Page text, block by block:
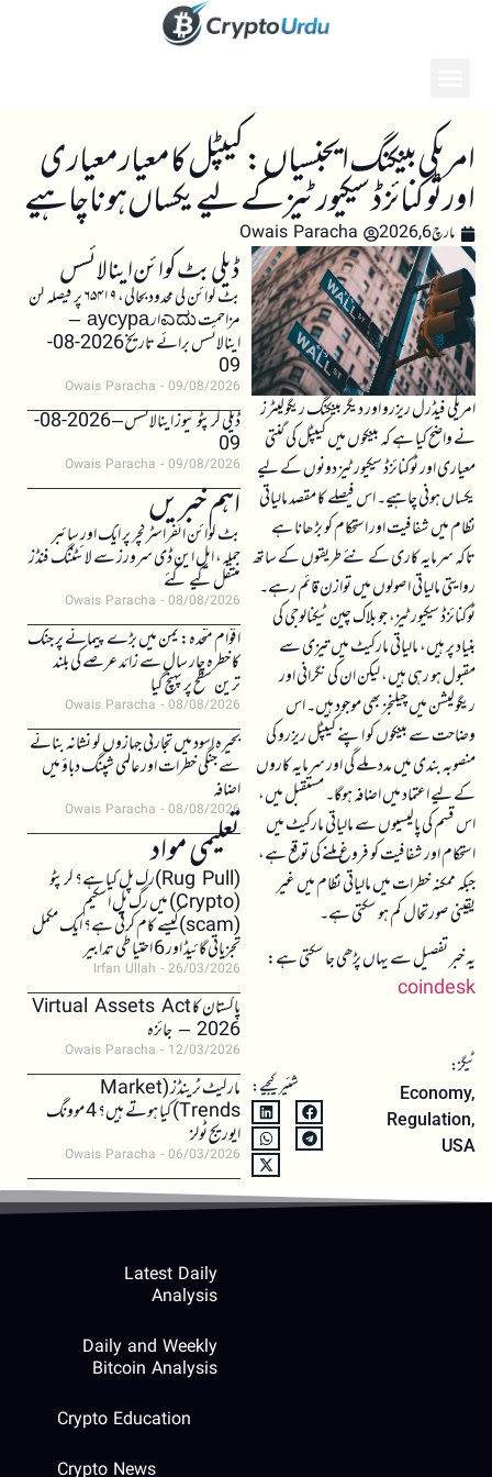
امریکی بینکنگ ایجنسیاں: کیپٹل کا معیار معیاری
اور ٹوکنائزڈ سیکیورٹیز کے لیے یکساں ہونا چاہیے
مارچ 6, 2026 Owais Paracha
امریکی فیڈرل ریزرو اور دیگر بینکنگ ریگولیٹرز
نے واضح کیا ہے کہ بینکوں میں کیپٹل کی گنتی
معیاری اور ٹوکنائزڈ سیکیورٹیز دونوں کے لیے
یکساں ہونی چاہیے۔ اس فیصلے کا مقصد مالیاتی
نظام میں شفافیت اور استحکام کو بڑھانا ہے
تاکہ سرمایہ کاری کے نئے طریقوں کے ساتھ
روایتی مالیاتی اصولوں میں توازن قائم رہے۔
ٹوکنائزڈ سیکیورٹیز، جو بلاک چین ٹیکنالوجی کی
بنیاد پر ہیں، مالیاتی مارکیٹ میں تیزی سے
مقبول ہو رہی ہیں، لیکن ان کی نگرانی اور
ریگولیشن میں چیلنجز بھی موجود ہیں۔ اس
وضاحت سے بینکوں کو اپنے کیپٹل ریزرو کی
منصوبہ بندی میں مدد ملے گی اور سرمایہ کاروں
کے لیے اعتماد میں اضافہ ہوگا۔ مستقبل میں،
اس قسم کی پالیسیوں سے مالیاتی مارکیٹ میں
استحکام اور شفافیت کو فروغ ملنے کی توقع ہے،
جبکہ ممکنہ خطرات میں مالیاتی نظام میں غیر
یقینی صورتحال کم ہو سکتی ہے۔
یہ خبر تفصیل سے یہاں پڑھی جا سکتی ہے:
coindesk
ٹیگز:
Economy,
Regulation,
USA
شئیر کیجیے:
ڈیلی بٹ کوائن اینالائسس
بٹ کوائن کی محدود بحالی، ۶۵۴۱۹ پر فیصلہ کن
مزاحمت ಎದುار аусура –
اینالائسس برائے تاریخ 2026-08-
09
Owais Paracha 09/08/2026
ڈیلی کرپٹو نیوز اینالائسس – 2026-08-
09
Owais Paracha 09/08/2026
اہم خبریں
بٹ کوائن انفراسٹرکچر پر ایک اور سائبر
حملہ، ایل این ڈی سرورز سے لائٹننگ فنڈز
منتقل کیے گئے
Owais Paracha 08/08/2026
اقوام متحدہ: یمن میں بڑے پیمانے پر جنگ
کا خطرہ چار سال سے زائد عرصے کی بلند
ترین سطح پر پہنچ گیا
Owais Paracha 08/08/2026
بحیرہ اسود میں تجارتی جہازوں کو نشانہ بنانے
سے جنگی خطرات اور عالمی شپنگ دباؤ میں
اضافہ
Owais Paracha 08/08/2026
تعلیمی مواد(Rug Pull)رگ پل کیا ہے؟ کرپٹو
(Crypto) میں رگ پل اسکیم
(scam)کیسے کام کرتی ہے؟ ایک مکمل
تجزیاتی گائیڈ اور 6 احتیاطی تدابیر
Irfan Ullah 26/03/2026
پاکستان کا Virtual Assets Act
2026 – جائزہ
Owais Paracha 12/03/2026
مارکیٹ ٹرینڈز (Market
Trends) کیا ہوتے ہیں؟ 4 موونگ
ایوریج ٹولز
Owais Paracha 06/03/2026
Latest Daily
Analysis
Daily and Weekly
Bitcoin Analysis
Crypto Education